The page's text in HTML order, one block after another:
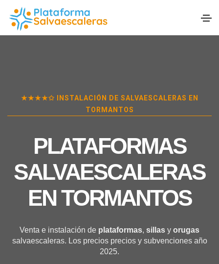
★★★★✩ INSTALACIÓN DE SALVAESCALERAS EN
TORMANTOS
PLATAFORMAS
SALVAESCALERAS
ENTORMANTOS
Venta e instalación de plataformas, sillas y orugas
salvaescaleras. Los precios precios y subvenciones año
2025.